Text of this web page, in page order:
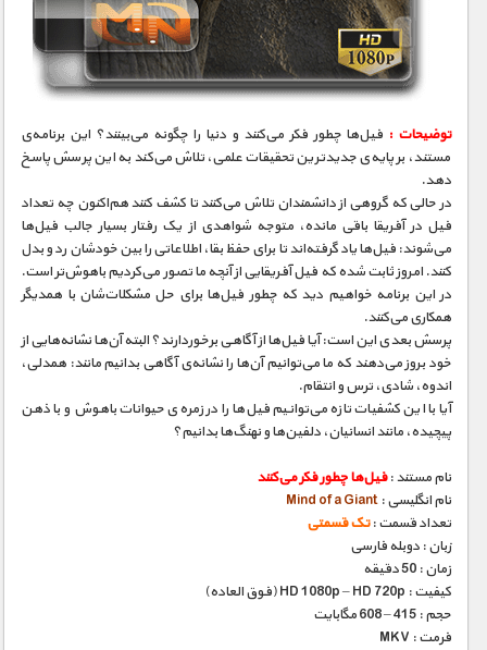
مستند های اختصاصی
توضیحات : فیل‌ها چطور فکر می‌کنند و دنیا را چگونه می‌بینند؟ این برنامه‌ی
مستند، بر پایه‌ی جدیدترین تحقیقات علمی، تلاش می‌کند به این پرسش پاسخ
دهد.
در حالی که گروهی از دانشمندان تلاش می‌کنند تا کشف کنند هم‌اکنون چه تعداد
فیل در آفریقا باقی مانده، متوجه شواهدی از یک رفتار بسیار جالب فیل‌ها
می‌شوند: فیل‌ها یاد گرفته‌اند تا برای حفظ بقا، اطلاعاتی را بین خودشان رد و بدل
کنند. امروز ثابت شده که فیل آفریقایی از آنچه ما تصور می‌کردیم باهوش‌تر است.
در این برنامه خواهیم دید که چطور فیل‌ها برای حل مشکلات‌شان با همدیگر
همکاری می‌کنند.
پرسش بعدی این است: آیا فیل‌ها از آگاهی برخوردارند؟ البته آن‌ها نشانه‌هایی از
خود بروز می‌دهند که ما می‌توانیم آن‌ها را نشانه‌ی آگاهی بدانیم مانند: همدلی،
اندوه، شادی، ترس و انتقام.
آیا با این کشفیات تازه می‌توانیم فیل‌ها را در زمره‌ی حیوانات باهوش و با ذهن
پیچیده، مانند انسانیان، دلفین‌ها و نهنگ‌ها بدانیم؟
نام مستند :فیل‌ها چطور فکر می‌کنند
نام انگلیسی : Mind of a Giant
تعداد قسمت :تک قسمتی
زبان : دوبله فارسی
زمان : 50 دقیقه
کیفیت : HD 1080p – HD 720p (فوق العاده)
حجم : 415 – 608 مگابایت
فرمت : MKV